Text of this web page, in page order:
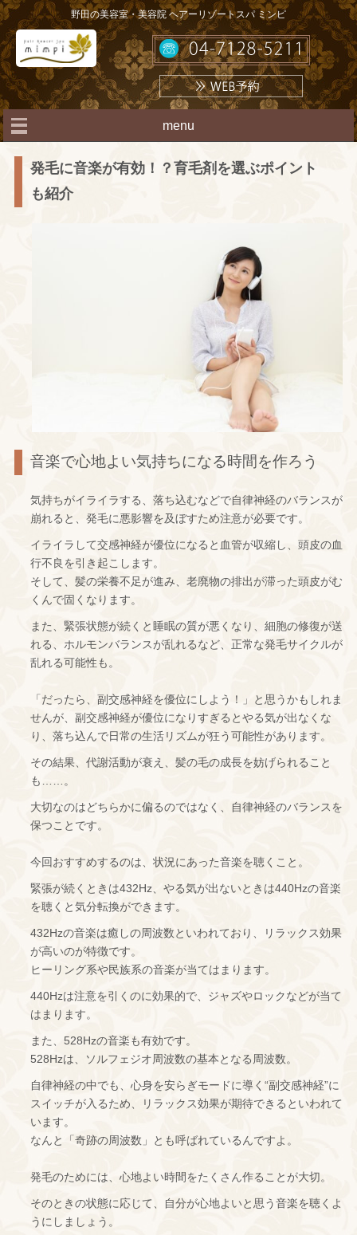
野田の美容室・美容院 ヘアーリゾートスパ ミンピ
menu
発毛に音楽が有効！？育毛剤を選ぶポイント
も紹介
音楽で心地よい気持ちになる時間を作ろう
気持ちがイライラする、落ち込むなどで自律神経のバランスが
崩れると、発毛に悪影響を及ぼすため注意が必要です。
イライラして交感神経が優位になると血管が収縮し、頭皮の血
行不良を引き起こします。
そして、髪の栄養不足が進み、老廃物の排出が滞った頭皮がむ
くんで固くなります。
また、緊張状態が続くと睡眠の質が悪くなり、細胞の修復が送
れる、ホルモンバランスが乱れるなど、正常な発毛サイクルが
乱れる可能性も。
「だったら、副交感神経を優位にしよう！」と思うかもしれま
せんが、副交感神経が優位になりすぎるとやる気が出なくな
り、落ち込んで日常の生活リズムが狂う可能性があります。
その結果、代謝活動が衰え、髪の毛の成長を妨げられること
も……。
大切なのはどちらかに偏るのではなく、自律神経のバランスを
保つことです。
今回おすすめするのは、状況にあった音楽を聴くこと。
緊張が続くときは432Hz、やる気が出ないときは440Hzの音楽
を聴くと気分転換ができます。
432Hzの音楽は癒しの周波数といわれており、リラックス効果
が高いのが特徴です。
ヒーリング系や民族系の音楽が当てはまります。
440Hzは注意を引くのに効果的で、ジャズやロックなどが当て
はまります。
また、528Hzの音楽も有効です。
528Hzは、ソルフェジオ周波数の基本となる周波数。
自律神経の中でも、心身を安らぎモードに導く“副交感神経”に
スイッチが入るため、リラックス効果が期待できるといわれて
います。
なんと「奇跡の周波数」とも呼ばれているんですよ。
発毛のためには、心地よい時間をたくさん作ることが大切。
そのときの状態に応じて、自分が心地よいと思う音楽を聴くよ
うにしましょう。